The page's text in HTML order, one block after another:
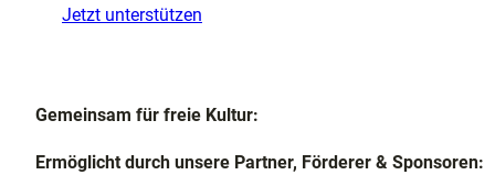
Jetzt unterstützen
Gemeinsam für freie Kultur:
Ermöglicht durch unsere Partner, Förderer & Sponsoren: